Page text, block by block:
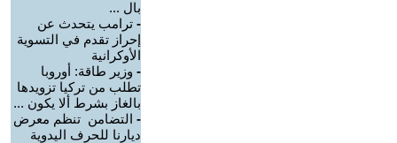
بال ...
- ترامب يتحدث عن
إحراز تقدم في التسوية
الأوكرانية
- وزير طاقة: أوروبا
تطلب من تركيا تزويدها
بالغاز بشرط ألا يكون ...
- التضامن تنظم معرض
ديارنا للحرف اليدوية